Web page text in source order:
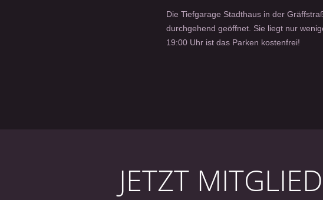
Die Tiefgarage Stadthaus in der
durchgehend geöffnet. Sie liegt nur
19:00 Uhr ist das Parken kostenfrei!
JETZT